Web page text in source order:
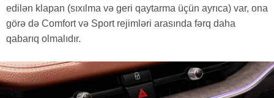
edilən klapan (sıxılma və geri qaytarma üçün ayrıca) var, ona
görə də Comfort və Sport rejimləri arasında fərq daha
qabarıq olmalıdır.